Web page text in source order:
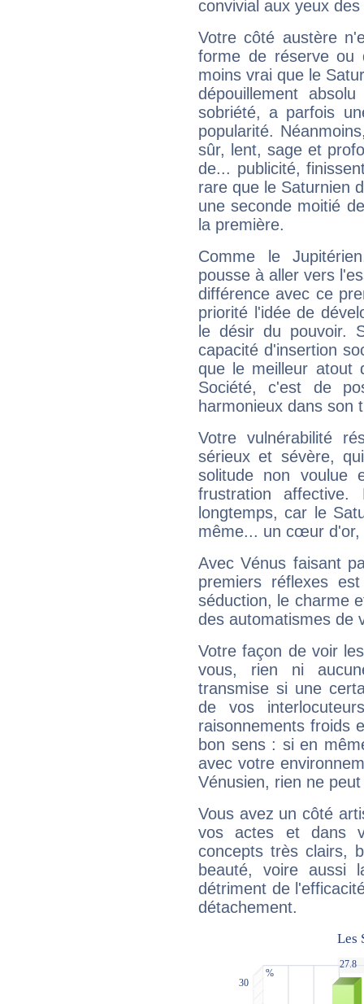
convivial aux yeux
Votre côté austère
forme de réserve
moins vrai que le
dépouillement
sobriété, a parfois
popularité.
sûr, lent, sage et
de... publicité,
rare que le Saturnien
une seconde moitié
la première.
Comme le
pousse à aller vers
différence avec ce
priorité l'idée de
le désir du pouvoir.
capacité d'insertion
que le meilleur atout
Société, c'est de
harmonieux dans son
Votre vulnérabilité
sérieux et sévère,
solitude non voulue
frustration
longtemps, car le
même... un cœur d'or,
Avec Vénus faisant
premiers réflexes
séduction, le charme
des automatismes de
Votre façon de voir
vous, rien ni
transmise si une
de vos
raisonnements froids
bon sens : si en
avec votre
Vénusien, rien ne
Vous avez un côté
vos actes et dans
concepts très clairs,
beauté, voire aussi
détriment de
détachement.